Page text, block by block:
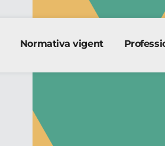
Normativa vigent